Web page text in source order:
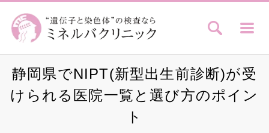
静岡県でNIPT(新型出生前診断)が受
けられる医院一覧と選び方のポイン
ト